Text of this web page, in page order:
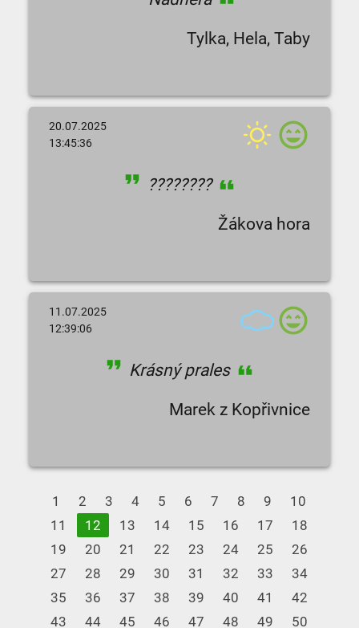
Tylka, Hela, Taby
20.07.2025
13:45:36
????????
Žákova hora
11.07.2025
12:39:06
Krásný prales
Marek z Kopřivnice
1 2 3 4 5 6 7 8 9
10
11
12 13 14 15 16 17
18
19
20 21 22 23 24 25
26
27
28 29 30 31 32 33
34
35
36 37 38 39 40 41
42
43
44 45 46 47 48 49 50